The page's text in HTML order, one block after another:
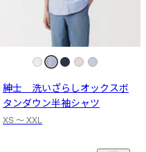
紳士 洗いざらしオックスボ
タンダウン半袖シャツ
XS 〜 XXL